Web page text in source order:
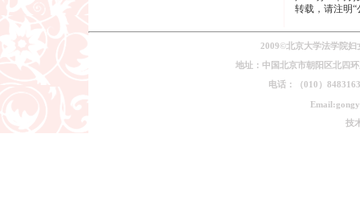
转载，请注明“
2009©北京大学法学院
地址：中国北京市朝阳区北四
电话：（010）
技